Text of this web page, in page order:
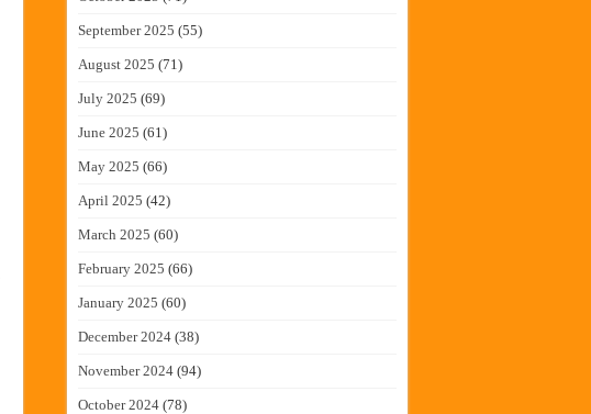
September 2025 (55)
August 2025 (71)
July 2025 (69)
June 2025 (61)
May 2025 (66)
April 2025 (42)
March 2025 (60)
February 2025 (66)
January 2025 (60)
December 2024 (38)
November 2024 (94)
October 2024 (78)